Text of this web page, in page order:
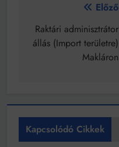
Bejegyzés
navigáció
Előző
Raktári adminisztrátor
állás (Import területre)
Makláron
Kapcsolódó Cikkek